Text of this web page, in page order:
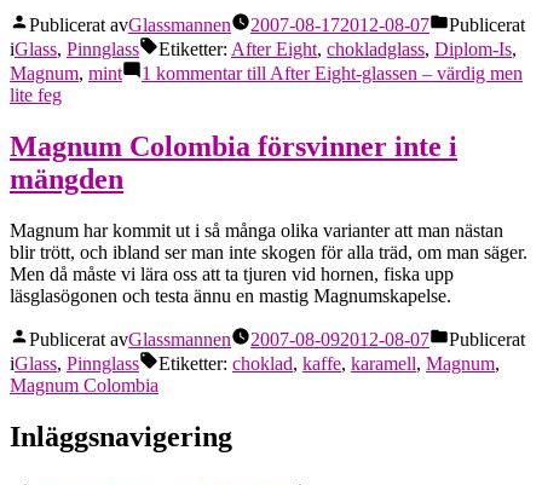
Publicerat avGlassmannen 2007-08-172012-08-07
Publicerat
iGlass, Pinnglass Etiketter: After Eight, chokladglass, Diplom-Is,
Magnum, mint 1 kommentartill After Eight-glassen – värdig men
lite feg
Magnum Colombia försvinner inte i
mängden
Magnum har kommit ut i så många olika varianter att man nästan
blir trött, och ibland ser man inte skogen för alla träd, om man säger.
Men då måste vi lära oss att ta tjuren vid hornen, fiska upp
läsglasögonen och testa ännu en mastig Magnumskapelse.
Publicerat avGlassmannen 2007-08-092012-08-07
Publicerat
iGlass, Pinnglass Etiketter: choklad, kaffe, karamell, Magnum,
Magnum Colombia
Inläggsnavigering